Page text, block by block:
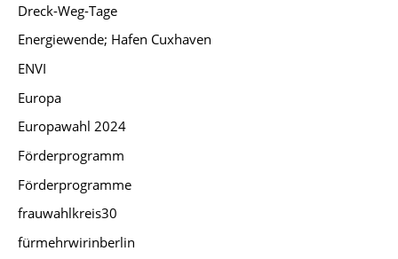
Dreck-Weg-Tage
Energiewende; Hafen Cuxhaven
ENVI
Europa
Europawahl 2024
Förderprogramm
Förderprogramme
frauwahlkreis30
fürmehrwirinberlin